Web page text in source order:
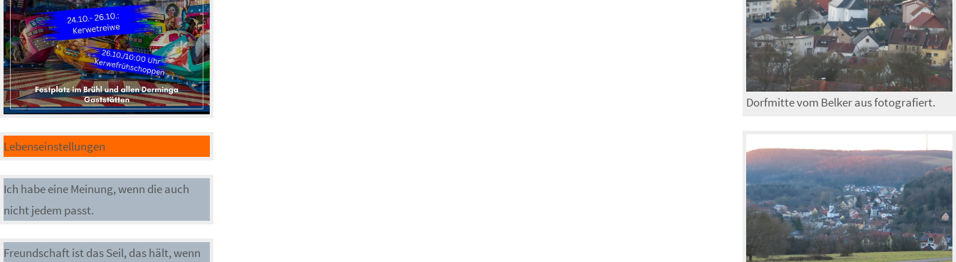
Lebenseinstellungen
Ich habe eine Meinung, wenn die auch
nicht jedem passt.
Freundschaft ist das Seil, das hält, wenn
Dorfmitte vom Belker aus fotografiert.